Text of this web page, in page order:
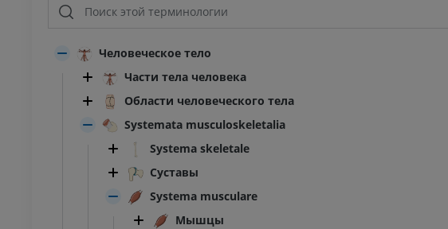
Человеческое тело
Части тела человека
Области человеческого тела
Systemata musculoskeletalia
Systema skeletale
Суставы
Systema musculare
Мышцы